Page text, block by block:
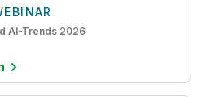
AI-Trends 2026